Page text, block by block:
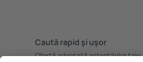
Caută rapid şi uşor
Ofertă adaptată aşteptărilor tale.